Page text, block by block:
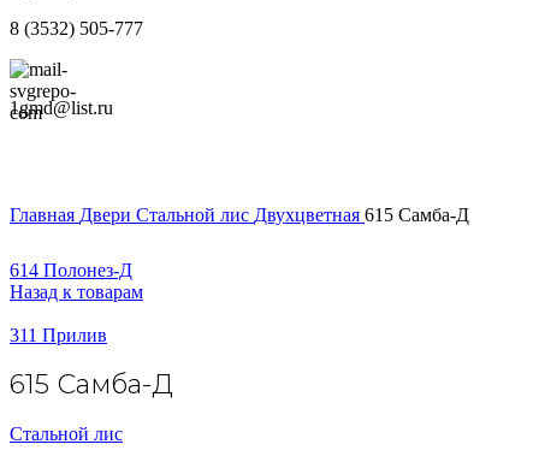
8 (3532) 505-777
1gmd@list.ru
Главная Двери Стальной лис Двухцветная 615 Самба-Д
614 Полонез-Д
Назад к товарам
311 Прилив
615 Самба-Д
Стальной лис